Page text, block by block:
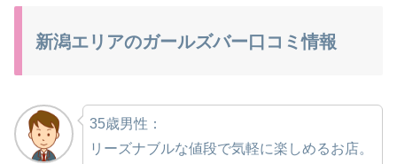
新潟エリアのガールズバー口コミ情報
35歳男性：
リーズナブルな値段で気軽に楽しめるお店。